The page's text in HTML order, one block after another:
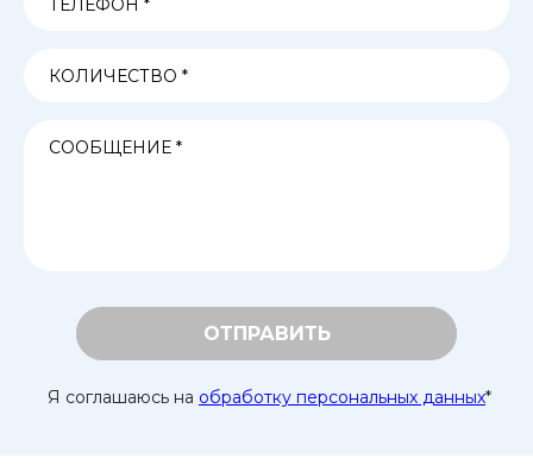
ОТПРАВИТЬ
Я соглашаюсь на обработку персональных данных*